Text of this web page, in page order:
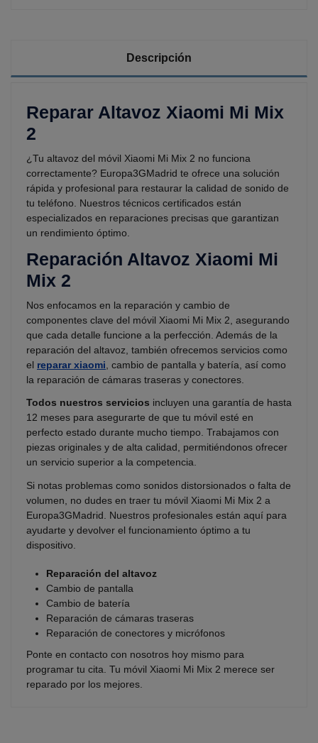
Descripción
Reparar Altavoz Xiaomi Mi Mix
2
¿Tu altavoz del móvil Xiaomi Mi Mix 2 no funciona
correctamente? Europa3GMadrid te ofrece una solución
rápida y profesional para restaurar la calidad de sonido de
tu teléfono. Nuestros técnicos certificados están
especializados en reparaciones precisas que garantizan
un rendimiento óptimo.
Reparación Altavoz Xiaomi Mi
Mix 2
Nos enfocamos en la reparación y cambio de
componentes clave del móvil Xiaomi Mi Mix 2, asegurando
que cada detalle funcione a la perfección. Además de la
reparación del altavoz, también ofrecemos servicios como
el reparar xiaomi, cambio de pantalla y batería, así como
la reparación de cámaras traseras y conectores.
Todos nuestros servicios incluyen una garantía de hasta
12 meses para asegurarte de que tu móvil esté en
perfecto estado durante mucho tiempo. Trabajamos con
piezas originales y de alta calidad, permitiéndonos ofrecer
un servicio superior a la competencia.
Si notas problemas como sonidos distorsionados o falta de
volumen, no dudes en traer tu móvil Xiaomi Mi Mix 2 a
Europa3GMadrid. Nuestros profesionales están aquí para
ayudarte y devolver el funcionamiento óptimo a tu
dispositivo.
Reparación del altavoz
Cambio de pantalla
Cambio de batería
Reparación de cámaras traseras
Reparación de conectores y micrófonos
Ponte en contacto con nosotros hoy mismo para
programar tu cita. Tu móvil Xiaomi Mi Mix 2 merece ser
reparado por los mejores.